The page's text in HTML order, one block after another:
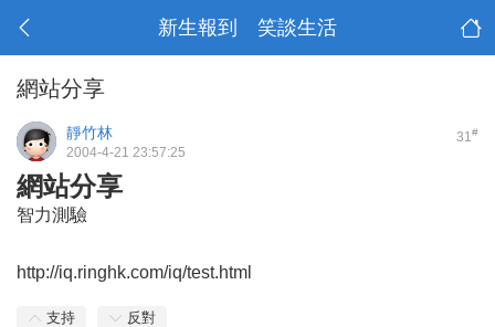
新生報到 笑談生活
網站分享
31#
靜竹林
2004-4-21 23:57:25
網站分享
智力測驗
http://iq.ringhk.com/iq/test.html
支持 反對